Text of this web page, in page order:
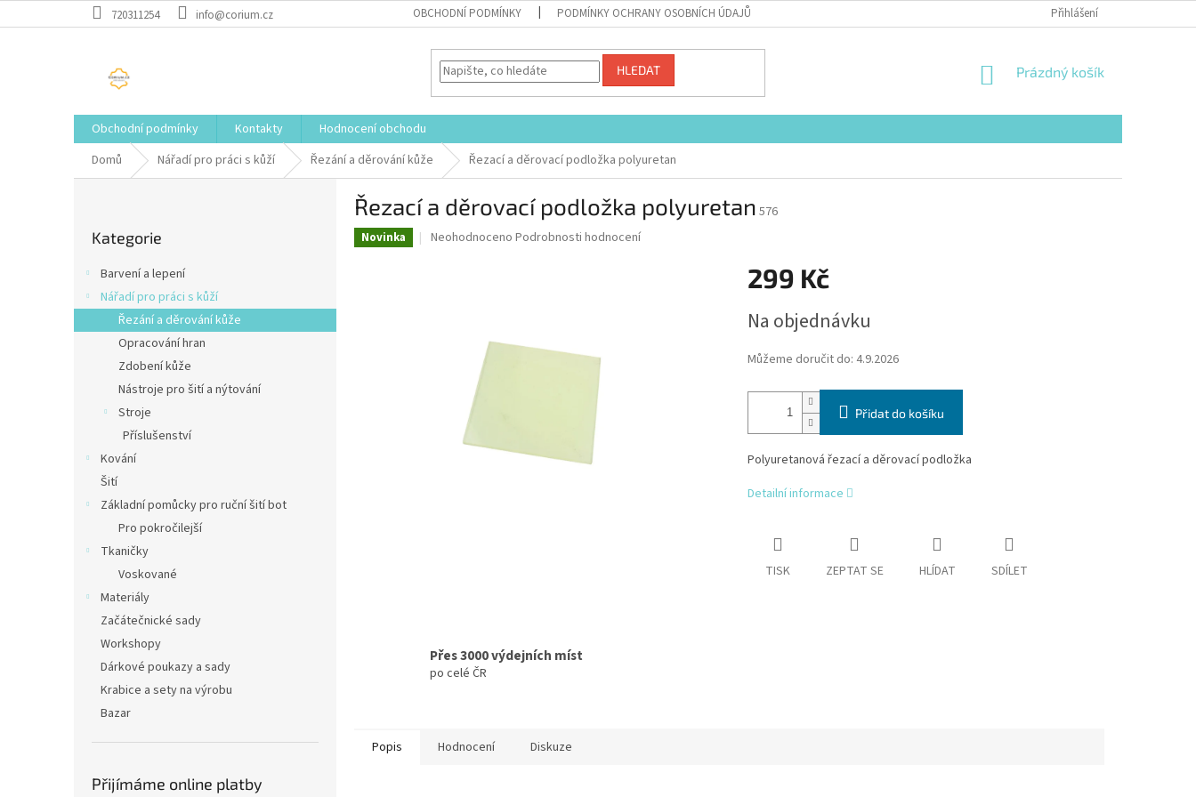
na
720311254 info@corium.cz OBCHODNÍ PODMÍNKY PODMÍNKY OCHRANY OSOBNÍCH ÚDAJŮ Přihlášení
HLEDAT
NÁKUPNÍ
Prázdný košík
Obchodní podmínky Kontakty
Hodnocení obchodu
Domů
Nářadí pro práci s kůží Řezání a děrování kůže Řezací a děrovací podložka polyuretan
n
kategorie
Kategorie
Barvení a lepení
Nářadí pro práci s kůží
Řezání a děrování kůže
Opracování hran
Zdobení kůže
Nástroje pro šití a nýtování
Stroje
Příslušenství
Kování
Šití
Základní pomůcky pro ruční šití bot
Pro pokročilejší
Tkaničky
Voskované
Materiály
Začátečnické sady
Workshopy
Dárkové poukazy a sady
Krabice a sety na výrobu
Bazar
Přijímáme online platby
Řezací a děrovací podložka polyuretan 576
Novinka
Průměrné
hvězdiček.
Neohodnoceno Podrobnosti hodnocení
299 Kč
cena:
Na objednávku
Můžeme doručit do: 4.9.2026
Přidat do košíku
Polyuretanová řezací a děrovací podložka
Detailní informace
TISK ZEPTAT SE HLÍDAT SDÍLET
Přes 3000 výdejních míst
po celé ČR
Popis Hodnocení Diskuze